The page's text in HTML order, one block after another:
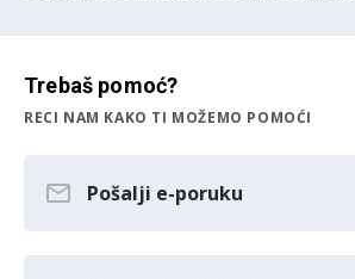
Trebaš pomoć?
RECI NAM KAKO TI MOŽEMO POMOĆI
Pošalji e-poruku